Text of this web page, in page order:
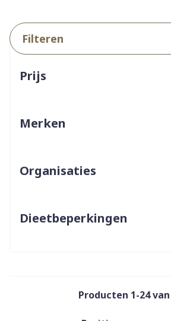
Filteren
Prijs
Merken
Organisaties
Dieetbeperkingen
Producten 1-24van